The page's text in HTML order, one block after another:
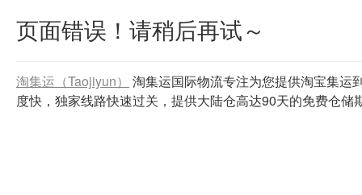
页面错误！请稍后再试～
淘集运（Taojiyun）
淘集运国际物流专注为您提供淘宝集运
度快，独家线路快速过关，提供大陆仓高达90天的免费仓储